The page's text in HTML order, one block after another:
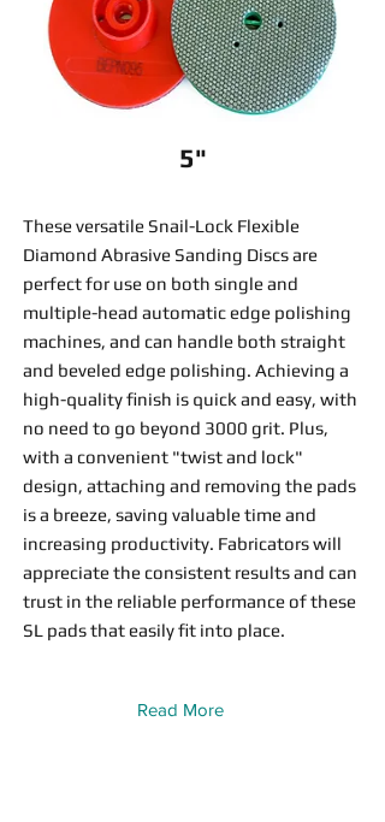
5"
These versatile Snail-Lock Flexible
Diamond Abrasive Sanding Discs are
perfect for use on both single and
multiple-head automatic edge polishing
machines, and can handle both straight
and beveled edge polishing. Achieving a
high-quality finish is quick and easy, with
no need to go beyond 3000 grit. Plus,
with a convenient "twist and lock"
design, attaching and removing the pads
is a breeze, saving valuable time and
increasing productivity. Fabricators will
appreciate the consistent results and can
trust in the reliable performance of these
SL pads that easily fit into place.
Read More